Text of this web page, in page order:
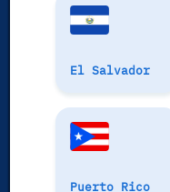
El Salvador
Puerto Rico